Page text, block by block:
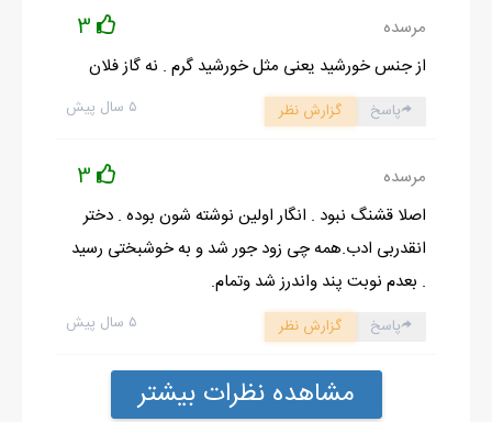
مرسده 3
از جنس خورشید یعنی مثل خورشید گرم . نه گاز فلان
۵ سال پیش پاسخ گزارش نظر
مرسده 3
اصلا قشنگ نبود . انگار اولین نوشته شون بوده . دختر
انقدربی ادب.همه چی زود جور شد و به خوشبختی رسید
. بعدم نوبت پند واندرز شد وتمام.
۵ سال پیش پاسخ گزارش نظر
مشاهده نظرات بیشتر